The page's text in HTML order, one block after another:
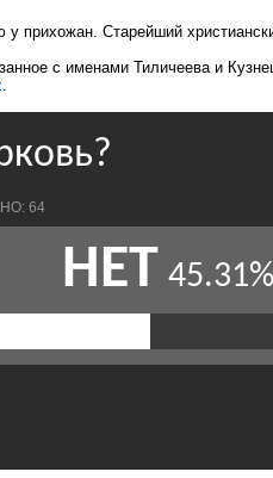
прихожан. Старейший
с именами Тиличеева и
.